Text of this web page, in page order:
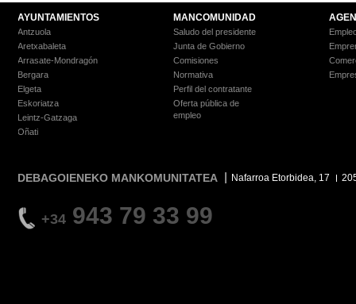
AYUNTAMIENTOS
Antzuola
Aretxabaleta
Arrasate-Mondragón
Bergara
Elgeta
Eskoriatza
Leintz-Gatzaga
Oñati
MANCOMUNIDAD
Saludo del presidente
Junta de Gobierno
Comisiones
Normativa
Perfil del contratante
Oferta pública de
empleo
DEBAGOIENEKO MANKOMUNITATEA Nafarroa Etorbidea, 17
+34 943 79 33 99